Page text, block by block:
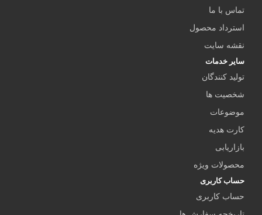
تماس با ما
استرداد محصول
نقشه سایت
سایر خدمات
تولید کنندگان
شخصیت ها
موضوعات
کارت هدیه
بازاریابی
محصولات ویژه
حساب کاربری
حساب کاربری